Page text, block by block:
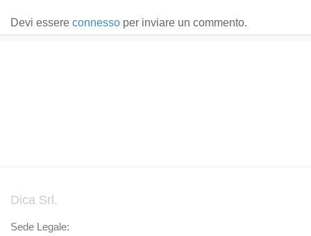
Devi essere connesso per inviare un commento.
Dica Srl.
Sede Legale: